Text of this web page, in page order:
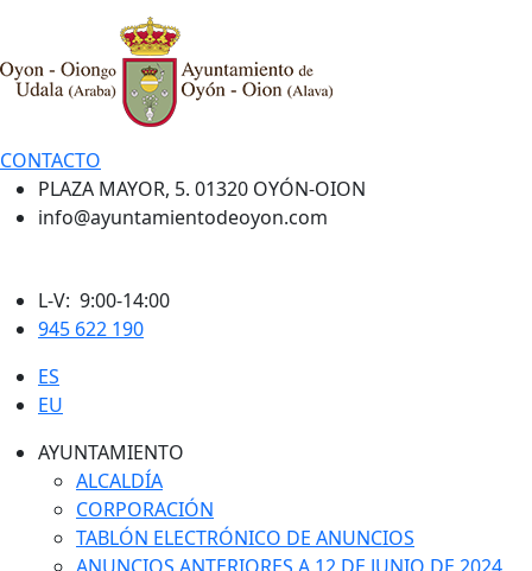
CONTACTO
PLAZA MAYOR, 5. 01320 OYÓN-OION
info@ayuntamientodeoyon.com
L-V: 9:00-14:00
945 622 190
ES
EU
AYUNTAMIENTO
ALCALDÍA
CORPORACIÓN
TABLÓN ELECTRÓNICO DE ANUNCIOS